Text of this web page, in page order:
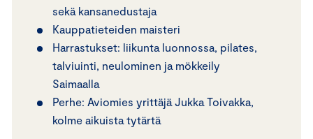
sekä kansanedustaja
Kauppatieteiden maisteri
Harrastukset: liikunta luonnossa, pilates,
talviuinti, neulominen ja mökkeily
Saimaalla
Perhe: Aviomies yrittäjä Jukka Toivakka,
kolme aikuista tytärtä